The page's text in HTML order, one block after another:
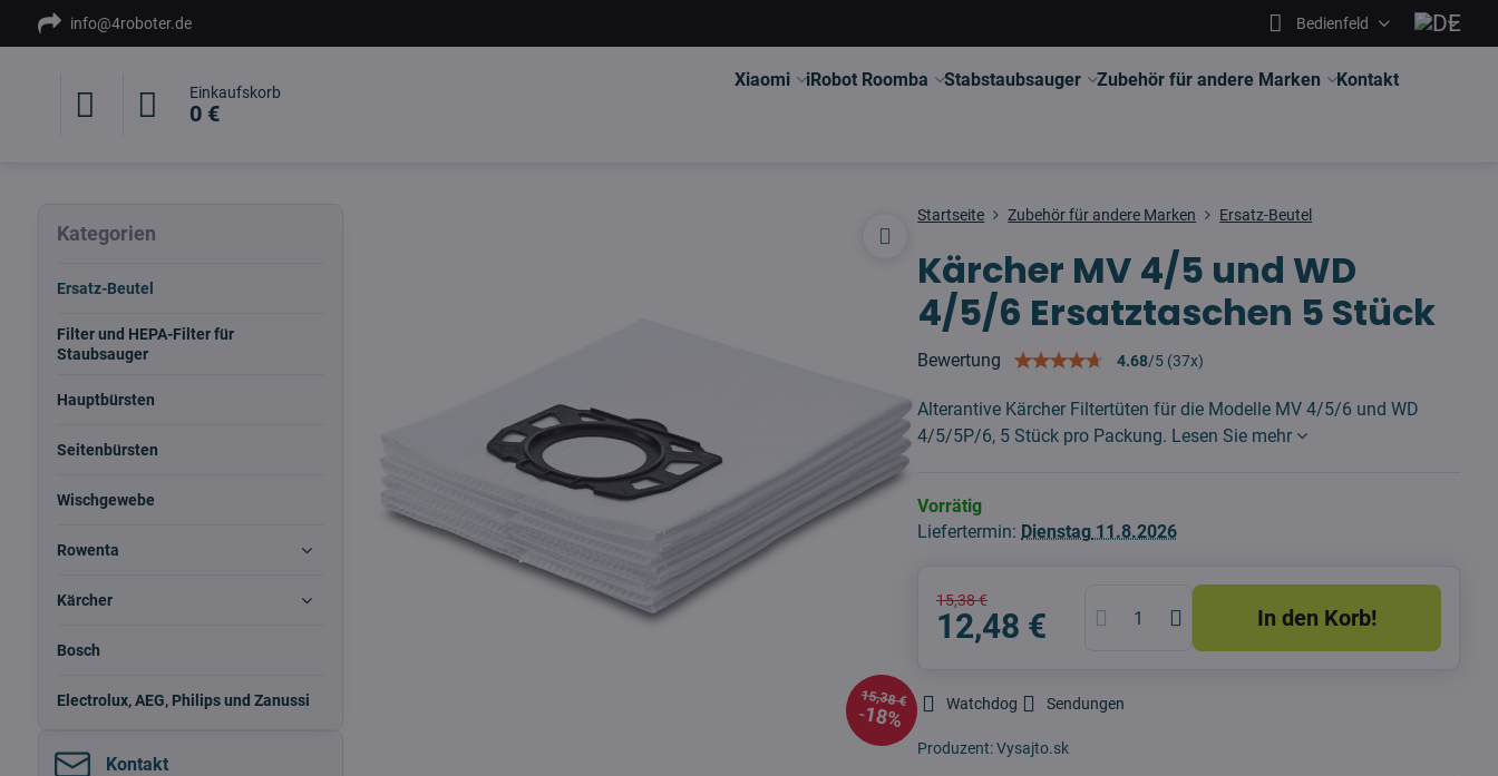
info@4roboter.de Bedienfeld
Einkaufskorb
0 €
Xiaomi iRobot Roomba Stabstaubsauger Zubehör für andere Marken Kontakt
15,38 €
18%
Startseite Zubehör für andere Marken Ersatz-Beutel
Kärcher MV 4/5 und WD
4/5/6 Ersatztaschen 5 Stück
Bewertung 4.68/5 (37x)
Alterantive Kärcher Filtertüten für die Modelle MV 4/5/6 und WD
4/5/5P/6, 5 Stück pro Packung. Lesen Sie mehr
Vorrätig
Liefertermin: Dienstag 11.8.2026
15,38 €
12,48 € In den Korb!
Watchdog Sendungen
Produzent:Vysajto.sk
Kategorien
Ersatz-Beutel
Filter und HEPA-Filter für
Staubsauger
Hauptbürsten
Seitenbürsten
Wischgewebe
Rowenta
Kärcher
Bosch
Electrolux, AEG, Philips und Zanussi
Kontakt